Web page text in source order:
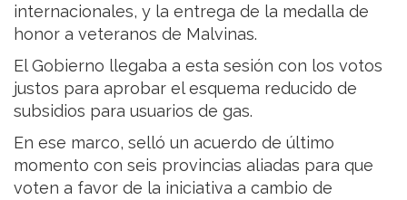
internacionales, y la entrega de la medalla de
honor a veteranos de Malvinas.
El Gobierno llegaba a esta sesión con los votos
justos para aprobar el esquema reducido de
subsidios para usuarios de gas.
En ese marco, selló un acuerdo de último
momento con seis provincias aliadas para que
voten a favor de la iniciativa a cambio de